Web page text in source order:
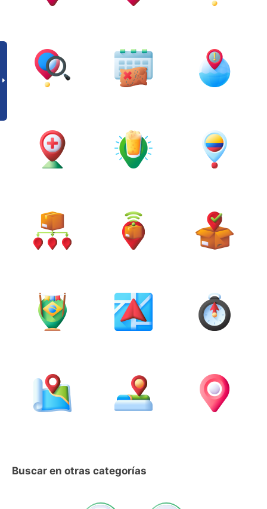
Buscar en otras categorías